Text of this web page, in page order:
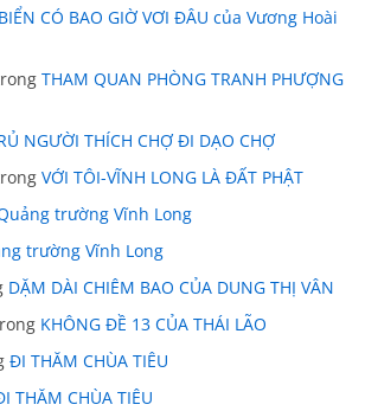
BIỂN CÓ BAO GIỜ VƠI ĐÂU của Vương Hoài
THAM QUAN PHÒNG TRANH PHƯỢNG
NGƯỜI THÍCH CHỢ ĐI DẠO CHỢ
VỚI TÔI-VĨNH LONG LÀ ĐẤT PHẬT
trường Vĩnh Long
trường Vĩnh Long
DẶM DÀI CHIÊM BAO CỦA DUNG THỊ VÂN
KHÔNG ĐỀ 13 CỦA THÁI LÃO
ĐI THĂM CHÙA TIÊU
THĂM CHÙA TIÊU